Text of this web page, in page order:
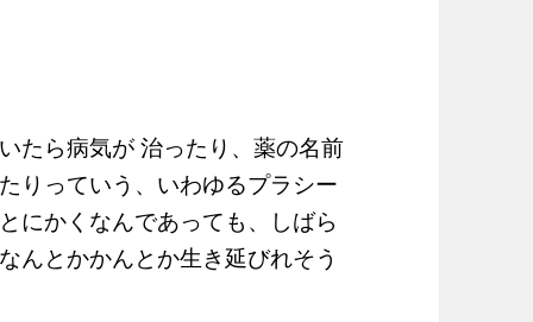
たら病気が 治ったり、薬の名前
りっていう、いわゆるプラシー
にかくなんであっても、しばら
んとかかんとか生き延びれそう